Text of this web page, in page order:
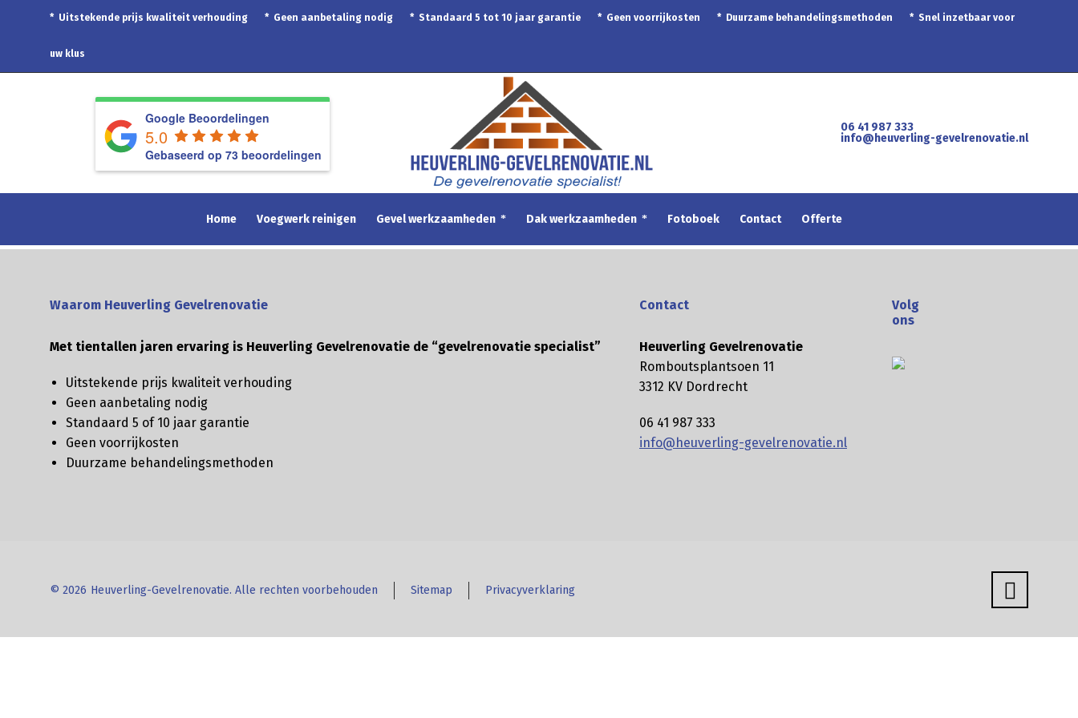
* Uitstekende prijs kwaliteit verhouding * Geen aanbetaling nodig * Standaard 5 tot 10 jaar garantie * Geen voorrijkosten * Duurzame behandelingsmethoden * Snel inzetbaar voor
uw klus
Google Beoordelingen
5.0
Gebaseerd op 73 beoordelingen
06 41 987 333
info@heuverling-gevelrenovatie.nl
Home Voegwerk reinigen Gevel werkzaamheden Dak werkzaamheden Fotoboek Contact Offerte
Waarom Heuverling Gevelrenovatie
Met tientallen jaren ervaring is Heuverling Gevelrenovatie de “gevelrenovatie specialist”
Uitstekende prijs kwaliteit verhouding
Geen aanbetaling nodig
Standaard 5 of 10 jaar garantie
Geen voorrijkosten
Duurzame behandelingsmethoden
Contact
Heuverling Gevelrenovatie
Romboutsplantsoen 11
3312 KV Dordrecht
06 41 987 333
info@heuverling-gevelrenovatie.nl
Volg
ons
© 2026 Heuverling-Gevelrenovatie. Alle rechten voorbehouden Sitemap Privacyverklaring